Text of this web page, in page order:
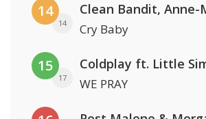
14
14 Cry Baby
15
17 WE PRAY